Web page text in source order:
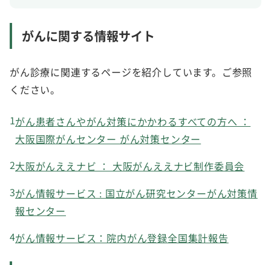
がんに関する情報サイト
がん診療に関連するページを紹介しています。ご参照
ください。
がん患者さんやがん対策にかかわるすべての方へ ：
大阪国際がんセンター がん対策センター
大阪がんええナビ ： 大阪がんええナビ制作委員会
がん情報サービス : 国立がん研究センターがん対策情
報センター
がん情報サービス：院内がん登録全国集計報告